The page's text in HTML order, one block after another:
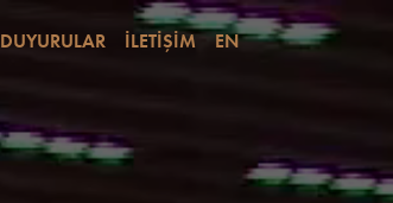
DUYURULAR İLETİŞİM EN